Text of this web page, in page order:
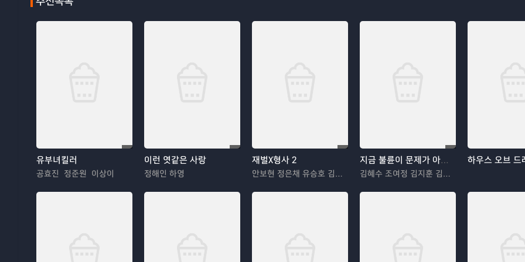
유부녀킬러
공효진 정준원 이상이
이런 엿같은 사랑
정해인 하영
재벌X형사 2
안보현 정은채 유승호 김혜은
지금 불륜이 문제가 아닙니다
김혜수 조여정 김지훈 김재철
하우스 오브 드